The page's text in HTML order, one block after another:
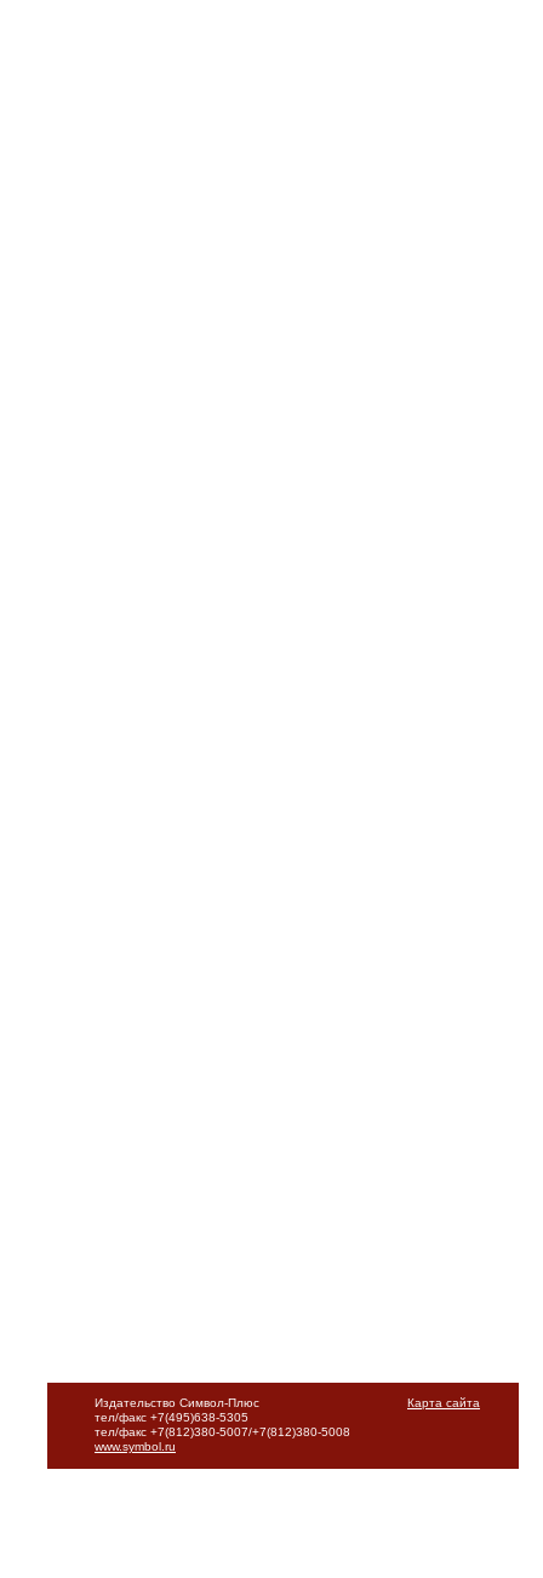
Карта сайта
Издательство Символ-Плюс
тел/факс +7(495)638-5305
тел/факс +7(812)380-5007/+7(812)380-5008
www.symbol.ru